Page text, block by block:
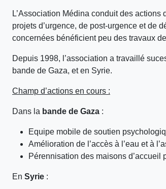
L’Association Médina conduit des
projets d’urgence, de post-urgence et de
concernées bénéficient peu des travaux
Depuis 1998, l’association a travaillé
bande de Gaza, et en Syrie.
Champ d’actions en cours :
Dans la bande de Gaza :
Equipe mobile de soutien
Amélioration de l’accès à l’eau et à
Pérennisation des maisons d’accueil
En Syrie :